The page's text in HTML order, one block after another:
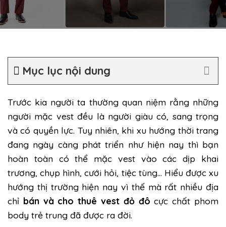
Mục lục nội dung
Trước kia người ta thường quan niệm rằng những
người mặc vest đều là người giàu có, sang trọng
và có quyền lực. Tuy nhiên, khi xu hướng thời trang
đang ngày càng phát triển như hiện nay thì bạn
hoàn toàn có thể mặc vest vào các dịp khai
trương, chụp hình, cưới hỏi, tiệc tùng… Hiểu được xu
hướng thị trường hiện nay vì thế mà rất nhiều địa
chỉ bán và cho thuê vest đỏ đô cực chất phom
body trẻ trung đã được ra đời.